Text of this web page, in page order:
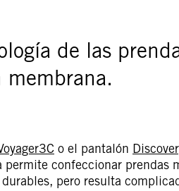
de las
membrana.
o el pantalón
confeccionar prendas
pero resulta